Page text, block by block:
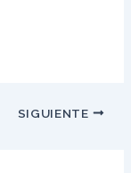
SIGUIENTE